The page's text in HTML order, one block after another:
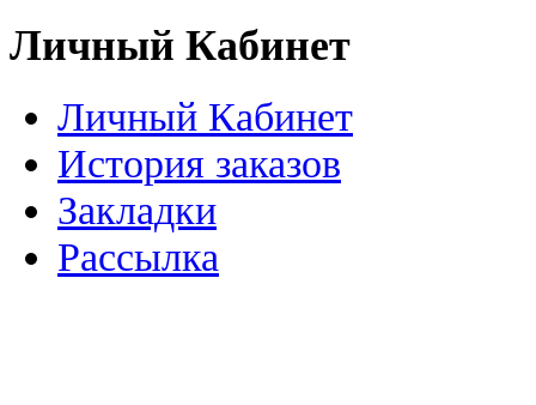
Личный Кабинет
Личный Кабинет
История заказов
Закладки
Рассылка